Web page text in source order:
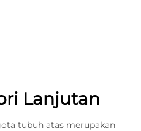
Lanjutan
tubuh atas merupakan